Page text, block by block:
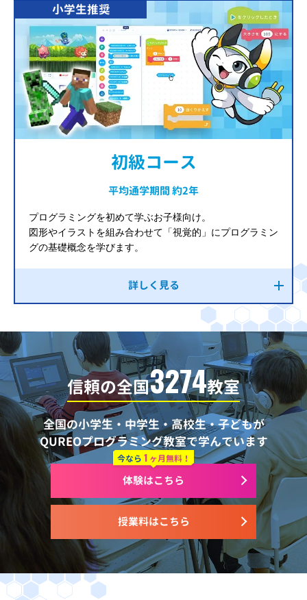
小学生推奨
初級コース
平均通学期間 約2年
プログラミングを初めて学ぶお子様向け。
図形やイラストを組み合わせて「視覚的」にプログラミン
グの基礎概念を学びます。
詳しく見る
信頼の全国3274教室
全国の小学生・中学生・高校生・子どもが
QUREOプログラミング教室で学んでいます
授業料はこちら
今なら 1 ヶ月無料！
体験はこちら